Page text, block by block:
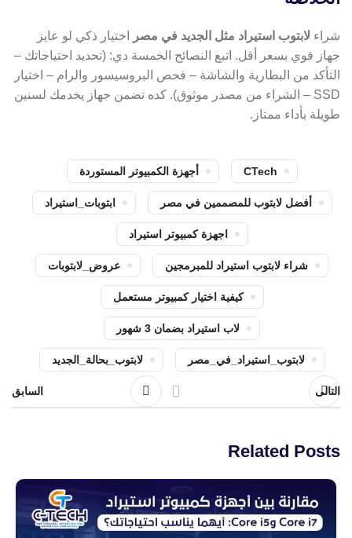
شراء لابتوب استيراد مثل الجديد في مصر
اختيار ذكي لو عايز
جهاز قوي بسعر أقل. اتبع النصائح الخمسة دي: (تحديد احتياجاتك –
التأكد من البطارية والشاشة – فحص البروسيسور والرام – اختيار
SSD – الشراء من مصدر موثوق). كده تضمن جهاز يخدمك لسنين
طويلة بأداء ممتاز.
CTech أجهزة الكمبيوتر المستوردة
أفضل لابتوب للمصممين في مصر ابتوبات_استيراد
اجهزة كمبيوتر استيراد
شراء لابتوب استيراد للمبرمجين عروض_لابتوبات
كيفية اختيار كمبيوتر مستعمل
لاب استيراد بضمان 3 شهور
لابتوب_استيراد_في_مصر لابتوب_بحالة_الجديد
التالى السابق
Related Posts